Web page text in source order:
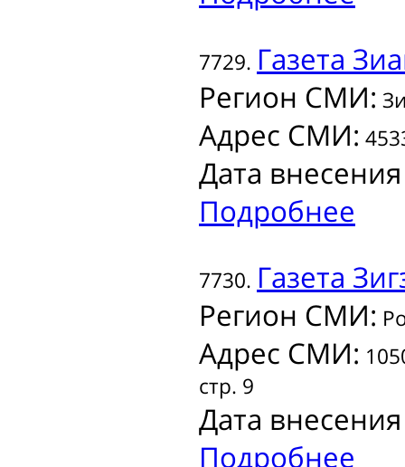
7729. Газета
Регион СМИ:
Адрес СМИ:
Дата
Подробнее
7730. Газета
Регион СМИ:
Адрес СМИ:
стр. 9
Дата
Подробнее